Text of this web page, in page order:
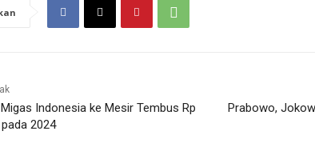
Indonesia ke Mesir Tembus Rp
2024
Prabowo,